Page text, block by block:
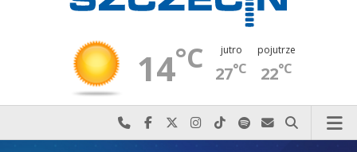
14°C jutro
27°C
pojutrze
22°C
Najlepiej po prostu do nas zadzwoń
Odwiedź nas na Facebook-u
Odwiedź nas na X
Odwiedź nas na Instagram-ie
Odwiedź nas na TikTok-u
Szukaj nas na Spotify
Wyślij do nas
Szukaj